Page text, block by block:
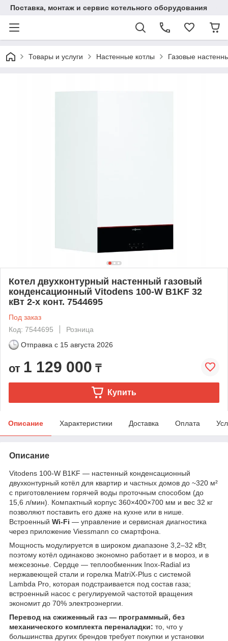
Поставка, монтаж и сервис котельного оборудования
Товары и услуги Настенные котлы Газовые
Котел двухконтурный настенный газовый
конденсационный Vitodens 100-W B1KF 32
кВт 2-х конт. 7544695
Под заказ
Код: 7544695
Розница
Отправка с 15 августа 2026
от 1 129 000 ₸
Купить
Описание Характеристики Доставка Оплата
Описание
Vitodens 100-W B1KF — настенный конденсационный
двухконтурный котёл для квартир и частных домов до ~320 м²
с приготовлением горячей воды проточным способом (до
15,6 л/мин). Компактный корпус 360×400×700 мм и вес 32 кг
позволяют поставить его даже на кухне или в нише.
Встроенный Wi-Fi — управление и сервисная диагностика
через приложение Viessmann со смартфона.
Мощность модулируется в широком диапазоне 3,2–32 кВт,
поэтому котёл одинаково экономно работает и в мороз, и в
межсезонье. Сердце — теплообменник Inox-Radial из
нержавеющей стали и горелка MatriX-Plus с системой
Lambda Pro, которая подстраивается под состав газа;
встроенный насос с регулируемой частотой вращения
экономит до 70% электроэнергии.
Перевод на сжиженный газ — программный, без
механического комплекта переналадки: то, что у
большинства других брендов требует покупки и установки